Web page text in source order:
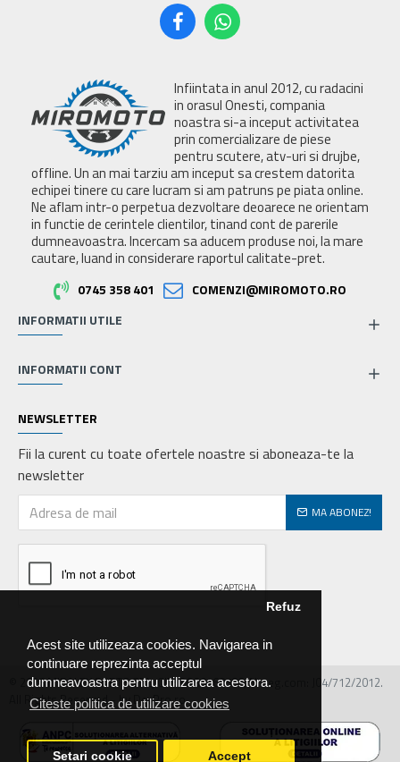
Acest site utilizeaza cookies. Navigarea in
continuare reprezinta acceptul
dumneavoastra pentru utilizarea acestora.
Citeste politica de utilizare cookies
Refuz
Setari cookie Accept
Infiintata in anul 2012, cu radacini
in orasul Onesti, compania
noastra si-a inceput activitatea
prin comercializare de piese
pentru scutere, atv-uri si drujbe,
offline. Un an mai tarziu am inceput sa crestem datorita
echipei tinere cu care lucram si am patruns pe piata online.
Ne aflam intr-o perpetua dezvoltare deoarece ne orientam
in functie de cerintele clientilor, tinand cont de parerile
dumneavoastra. Incercam sa aducem produse noi, la mare
cautare, luand in considerare raportul calitate-pret.
0745 358 401
COMENZI@MIROMOTO.RO
INFORMATII UTILE
INFORMATII CONT
NEWSLETTER
Fii la curent cu toate ofertele noastre si aboneaza-te la
newsletter
MA ABONEZ!
© 2026 MIRALEX PARTS SRL, CIF: RO30468586, Nr.reg.com: J04/712/2012.
All Rights Reserved - by DevPro.ro